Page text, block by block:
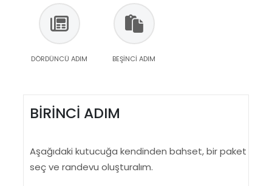
DÖRDÜNCÜ ADIM BEŞİNCİ ADIM
BİRİNCİ ADIM
Aşağıdaki kutucuğa kendinden bahset, bir paket
seç ve randevu oluşturalım.